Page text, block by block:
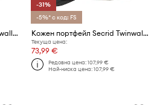
Кожен портфейл Secrid Miniwallet Hexagon Grey
-31%
-5%* с код: FS
Кожен портфейл Secrid Twinwallet Vintage Taupe
Текуща цена:
73,99 €
Редовна цена:107,99 €
Най-ниска цена:107,99 €